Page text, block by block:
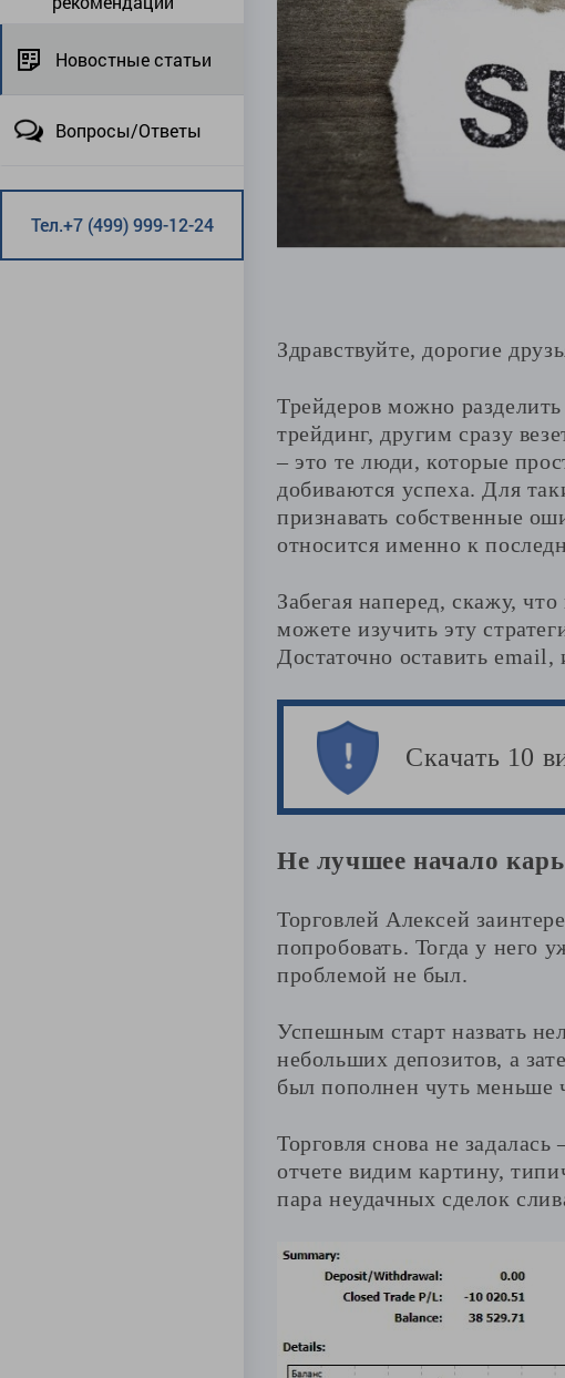
Новостные статьи
Вопросы/Ответы
Тел.+7 (499) 999-12-24
Здравствуйте, дорогие
Трейдеров можно
трейдинг, другим сразу
– это те люди, которые
добиваются успеха. Для
признавать собственные
относится именно к
Забегая наперед, скажу,
можете изучить эту
Достаточно оставить
Скачать 10
Не лучшее начало
Торговлей Алексей
попробовать. Тогда у него
проблемой не был.
Успешным старт назвать
небольших депозитов, а
был пополнен чуть меньше
Торговля снова не
отчете видим картину,
пара неудачных сделок